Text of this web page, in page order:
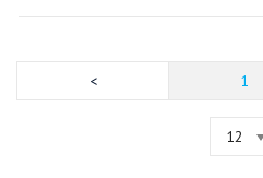
1
12